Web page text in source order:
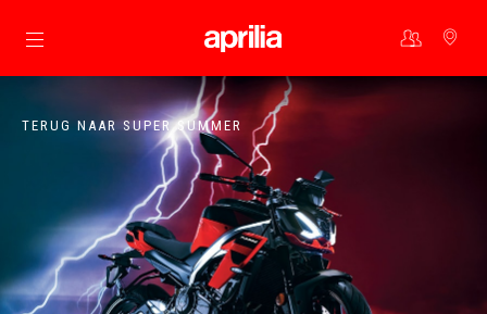
Ga naar de hoofdcontent
TERUG NAAR SUPER SUMMER